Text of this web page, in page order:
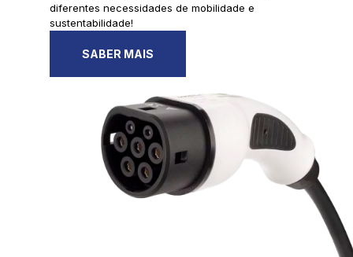
diferentes necessidades de mobilidade e
sustentabilidade!
SABER MAIS